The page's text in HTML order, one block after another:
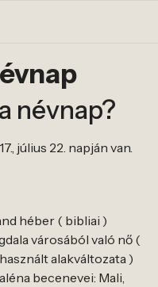
névnap?
július 22. napján van.
héber ( bibliai )
városából való nő (
alakváltozata )
becenevei: Mali,